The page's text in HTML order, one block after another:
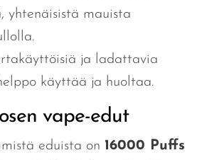
yhtenäisistä mauista
ja ladattavia
käyttää ja huoltaa.
vape-edut
eduista on 16000 Puffs